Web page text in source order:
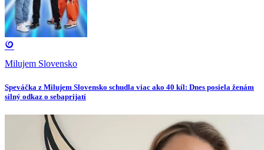
Milujem Slovensko
Speváčka z Milujem Slovensko schudla viac ako 40 kíl: Dnes posiela ženám
silný odkaz o sebaprijatí